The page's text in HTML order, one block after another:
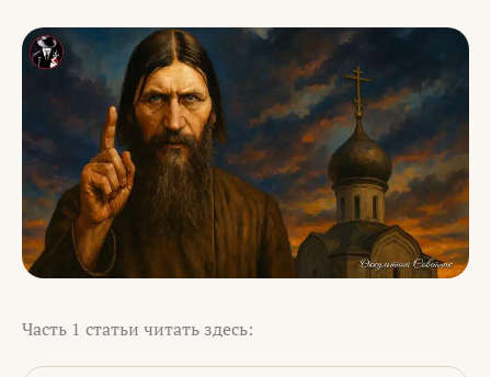
Часть 1 статьи читать здесь: